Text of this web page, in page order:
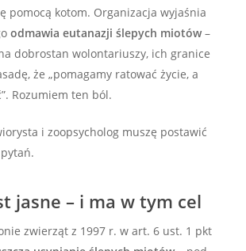
pomocą kotom. Organizacja wyjaśnia
odmawia eutanazji ślepych miotów –
dobrostan wolontariuszy, ich granice
że „pomagamy ratować życie, a
Rozumiem ten ból.
i zoopsycholog muszę postawić
jasne – i ma w tym cel
zwierząt z 1997 r. w art. 6 ust. 1 pkt